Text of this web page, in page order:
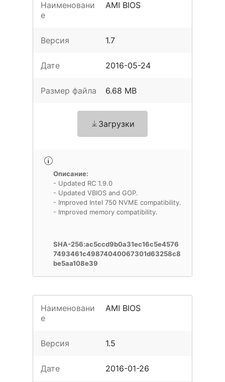
Наименовани
е
AMI BIOS
Версия 1.7
Дате 2016-05-24
Размер файла 6.68 MB
Загрузки
Описание:
- Updated RC 1.9.0
- Updated VBIOS and GOP.
- Improved Intel 750 NVME compatibility.
- Improved memory compatibility.
SHA-256:ac5ccd9b0a31ec16c5e4576
7493461c49874040067301d63258c8
be5aa108e39
Наименовани
е
AMI BIOS
Версия 1.5
Дате 2016-01-26